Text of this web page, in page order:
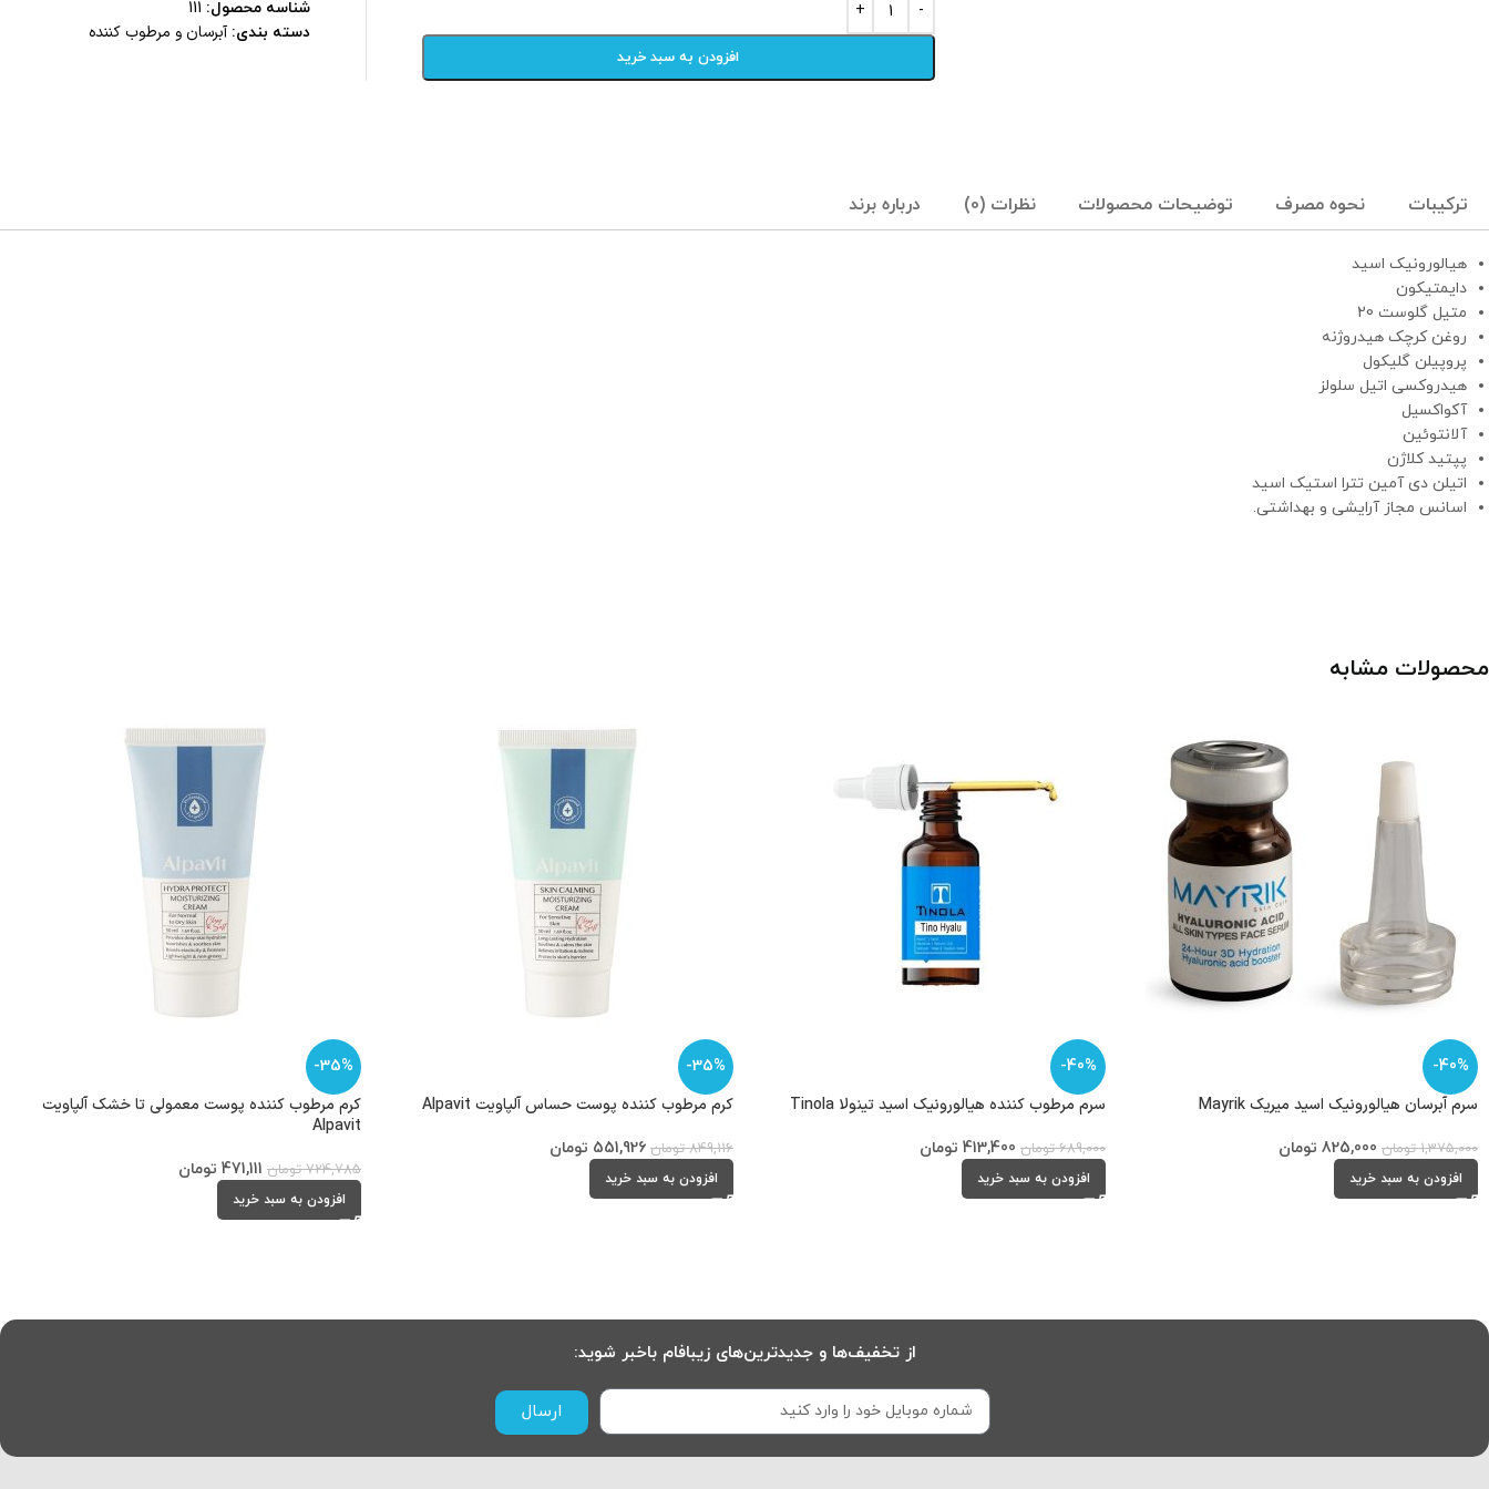
افزودن به سبد خرید
شناسه محصول: 111
دسته بندی: آبرسان و مرطوب کننده
ترکیبات نحوه مصرف توضیحات محصولات نظرات (0) درباره برند
هیالورونیک اسید
دایمتیکون
متیل گلوست 20
روغن کرچک هیدروژنه
پروپیلن گلیکول
هیدروکسی اتیل سلولز
آکواکسیل
آلانتوئین
پپتید کلاژن
اتیلن دی آمین تترا استیک اسید
اسانس مجاز آرایشی و بهداشتی.
محصولات مشابه
-40%
سرم آبرسان هیالورونیک اسید میریک Mayrik
1,375,000 تومان 825,000 تومان
افزودن به سبد خرید
-40%
سرم مرطوب کننده هیالورونیک اسید تینولا Tinola
689,000 تومان 413,400 تومان
افزودن به سبد خرید
-35%
کرم مرطوب کننده پوست حساس آلپاویت Alpavit
849,116 تومان 551,926 تومان
افزودن به سبد خرید
-35%
کرم مرطوب کننده پوست معمولی تا خشک آلپاویت
Alpavit
724,785 تومان 471,111 تومان
افزودن به سبد خرید
از تخفیف‌ها و جدیدترین‌های زیبافام باخبر شوید:
ارسال